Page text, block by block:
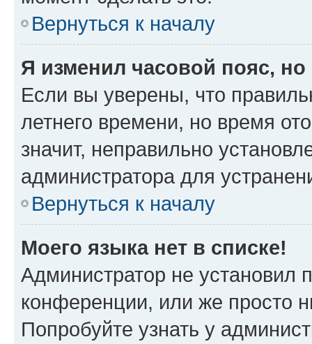
Вернуться к началу
Я изменил часовой пояс,
Если вы уверены, что
летнего времени, но время
значит, неправильно
администратора для
Вернуться к началу
Моего языка нет в списке!
Администратор не установил
конференции, или же просто
Попробуйте узнать у